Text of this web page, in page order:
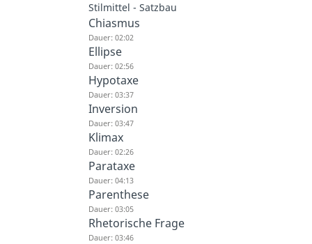
Stilmittel - Satzbau
Chiasmus
Dauer: 02:02
Ellipse
Dauer: 02:56
Hypotaxe
Dauer: 03:37
Inversion
Dauer: 03:47
Klimax
Dauer: 02:26
Parataxe
Dauer: 04:13
Parenthese
Dauer: 03:05
Rhetorische Frage
Dauer: 03:46